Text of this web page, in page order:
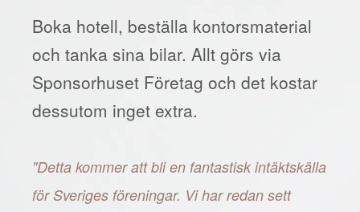
Boka hotell, beställa kontorsmaterial
och tanka sina bilar. Allt görs via
Sponsorhuset Företag och det kostar
dessutom inget extra.
"Detta kommer att bli en fantastisk intäktskälla
för Sveriges föreningar. Vi har redan sett